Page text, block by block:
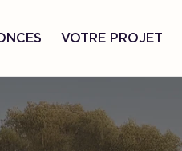
VOTRE PROJET